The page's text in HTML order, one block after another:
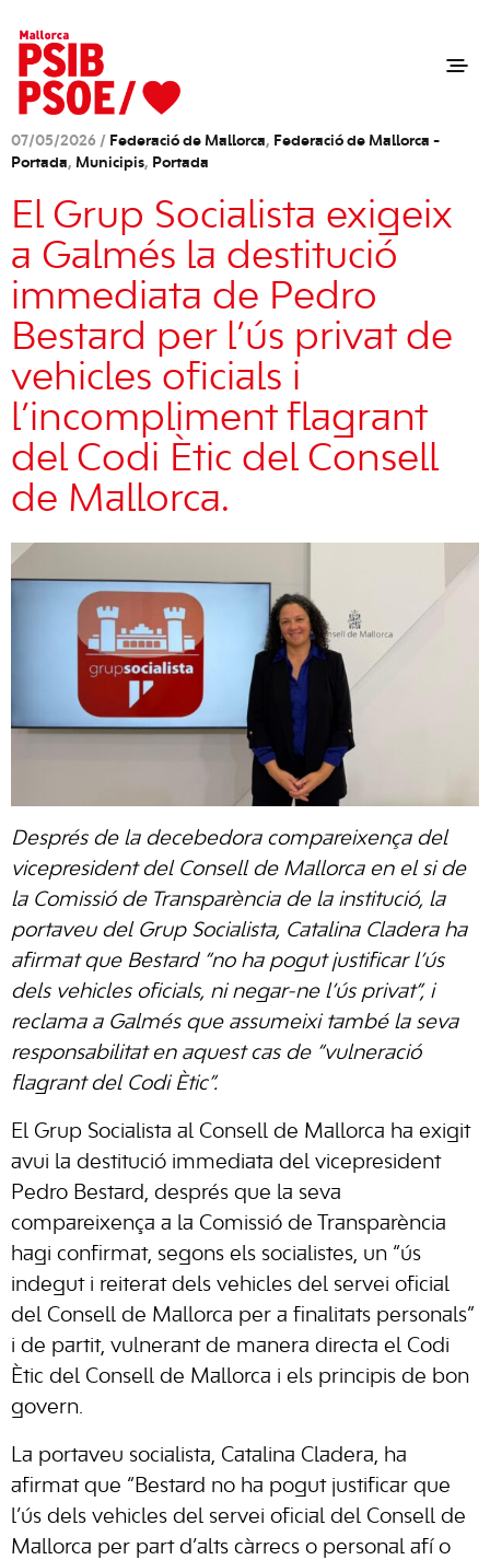
07/05/2026 / Federació de Mallorca, Federació de Mallorca -
Portada, Municipis, Portada
El Grup Socialista exigeix
a Galmés la destitució
immediata de Pedro
Bestard per l’ús privat de
vehicles oficials i
l’incompliment flagrant
del Codi Ètic del Consell
de Mallorca.
Després de la decebedora compareixença del
vicepresident del Consell de Mallorca en el si de
la Comissió de Transparència de la institució, la
portaveu del Grup Socialista, Catalina Cladera ha
afirmat que Bestard “no ha pogut justificar l’ús
dels vehicles oficials, ni negar-ne l’ús privat”, i
reclama a Galmés que assumeixi també la seva
responsabilitat en aquest cas de “vulneració
flagrant del Codi Ètic”.
El Grup Socialista al Consell de Mallorca ha exigit
avui la destitució immediata del vicepresident
Pedro Bestard, després que la seva
compareixença a la Comissió de Transparència
hagi confirmat, segons els socialistes, un “ús
indegut i reiterat dels vehicles del servei oficial
del Consell de Mallorca per a finalitats personals”
i de partit, vulnerant de manera directa el Codi
Ètic del Consell de Mallorca i els principis de bon
govern.
La portaveu socialista, Catalina Cladera, ha
afirmat que “Bestard no ha pogut justificar que
l’ús dels vehicles del servei oficial del Consell de
Mallorca per part d’alts càrrecs o personal afí o